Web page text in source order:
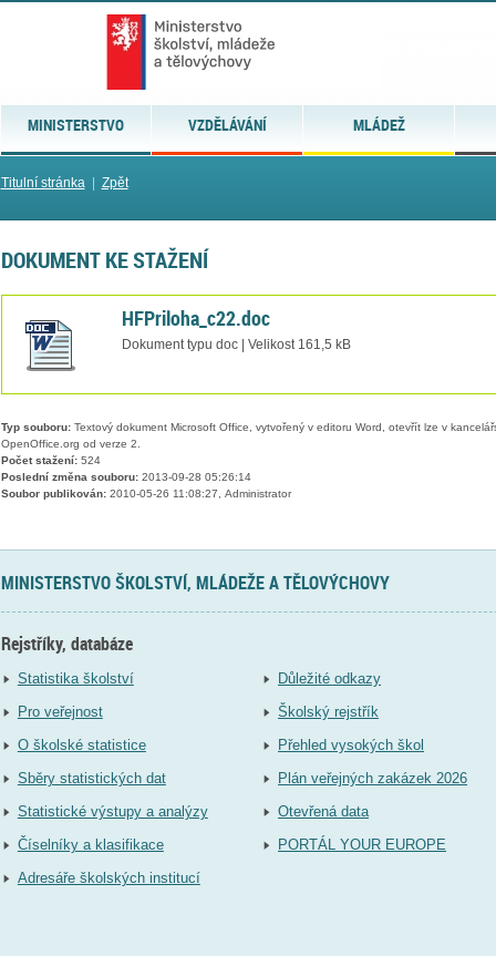
MINISTERSTVO VZDĚLÁVÁNÍ MLÁDEŽ
Titulní stránka| Zpět
DOKUMENT KE STAŽENÍ
HFPriloha_c22.doc
Dokument typu doc | Velikost 161,5 kB
Typ souboru:Textový dokument Microsoft Office, vytvořený v editoru Word, otevřít lze v
OpenOffice.org od verze 2.
Počet stažení:524
Poslední změna souboru:2013-09-28 05:26:14
Soubor publikován:2010-05-26 11:08:27, Administrator
MINISTERSTVO ŠKOLSTVÍ, MLÁDEŽE A TĚLOVÝCHOVY
Rejstříky, databáze
Statistika školství
Pro veřejnost
O školské statistice
Sběry statistických dat
Statistické výstupy a analýzy
Číselníky a klasifikace
Adresáře školských institucí
Důležité odkazy
Školský rejstřík
Přehled vysokých škol
Plán veřejných zakázek 2026
Otevřená data
PORTÁL YOUR EUROPE